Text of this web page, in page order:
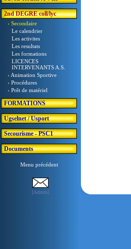
2nd DEGRE coll/lyc
› Secondaire
Le calendrier
Les activites
Les resultats
Les formations
LICENCES
INTERVENANTS A.S.
› Animation Sportive
› Procédures
› Prêt de matériel
FORMATIONS
Ugselnet / Usport
Secourisme - PSC1
Documents
Menu précédent
[Admin]